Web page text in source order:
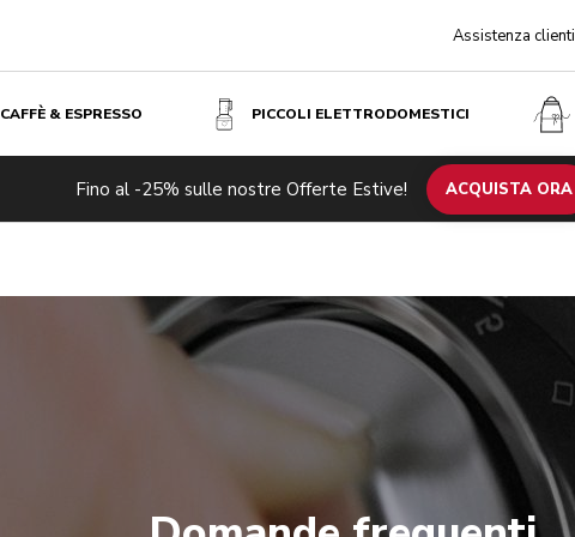
Assistenza clienti
CAFFÈ & ESPRESSO PICCOLI ELETTRODOMESTICI
Fino al -25% sulle nostre Offerte Estive! ACQUISTA ORA